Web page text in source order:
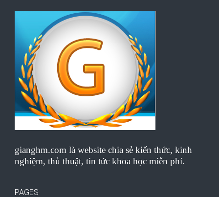
gianghm.com là website chia sẻ kiến thức, kinh
nghiệm, thủ thuật, tin tức khoa học miễn phí.
PAGES